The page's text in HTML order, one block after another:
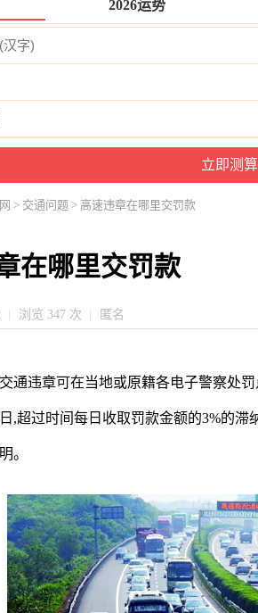
2026运势
> 交通问题 > 高速违章在哪里交罚款
在哪里交罚款
浏览 347 次 匿名
交通违章可在当地或原籍各电子警察处
,超过时间每日收取罚款金额的3%的
。